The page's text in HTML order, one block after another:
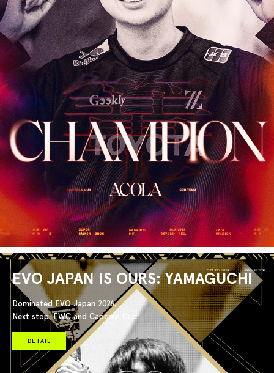
EVO JAPAN IS OURS: YAMAGUCHI
Dominated EVO Japan 2026.
Next stop: EWC and Capcom Cup.
DETAIL